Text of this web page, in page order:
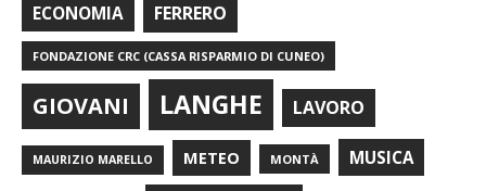
ECONOMIA FERRERO
FONDAZIONE CRC (CASSA RISPARMIO DI CUNEO)
GIOVANI LANGHE LAVORO
MAURIZIO MARELLO METEO MONTÀ MUSICA